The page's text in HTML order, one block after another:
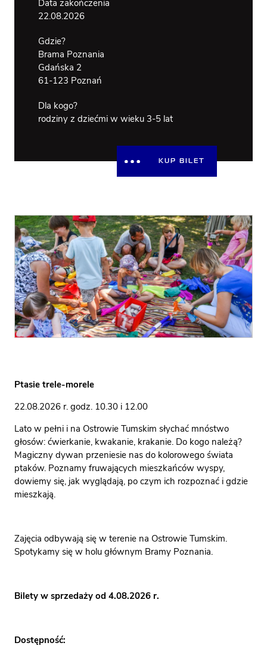
WSPÓLNY
DOSTĘPNOŚĆ
Ptasie trele-morele
22.08.2026 r. godz. 10.30 i 12.00
Lato w pełni i na Ostrowie Tumskim słychać mnóstwo
głosów: ćwierkanie, kwakanie, krakanie. Do kogo należą?
Magiczny dywan przeniesie nas do kolorowego świata
ptaków. Poznamy fruwających mieszkańców wyspy,
dowiemy się, jak wyglądają, po czym ich rozpoznać i gdzie
mieszkają.
Zajęcia odbywają się w terenie na Ostrowie Tumskim.
Spotykamy się w holu głównym Bramy Poznania.
Bilety w sprzedaży od 4.08.2026 r.
Dostępność:
Data zakończenia
22.08.2026
Gdzie?
Brama Poznania
Gdańska 2
61-123 Poznań
Dla kogo?
rodziny z dziećmi w wieku 3-5 lat
KUP BILET